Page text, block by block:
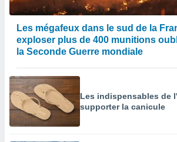
Les mégafeux dans le sud de la
exploser plus de 400 munitions
la Seconde Guerre mondiale
Les indispensables de
supporter la canicule